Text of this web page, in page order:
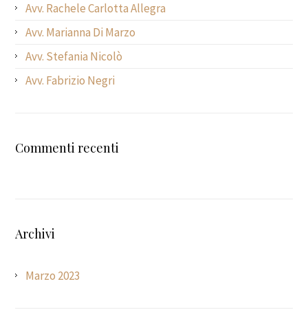
Avv. Rachele Carlotta Allegra
Avv. Marianna Di Marzo
Avv. Stefania Nicolò
Avv. Fabrizio Negri
Commenti recenti
Archivi
Marzo 2023